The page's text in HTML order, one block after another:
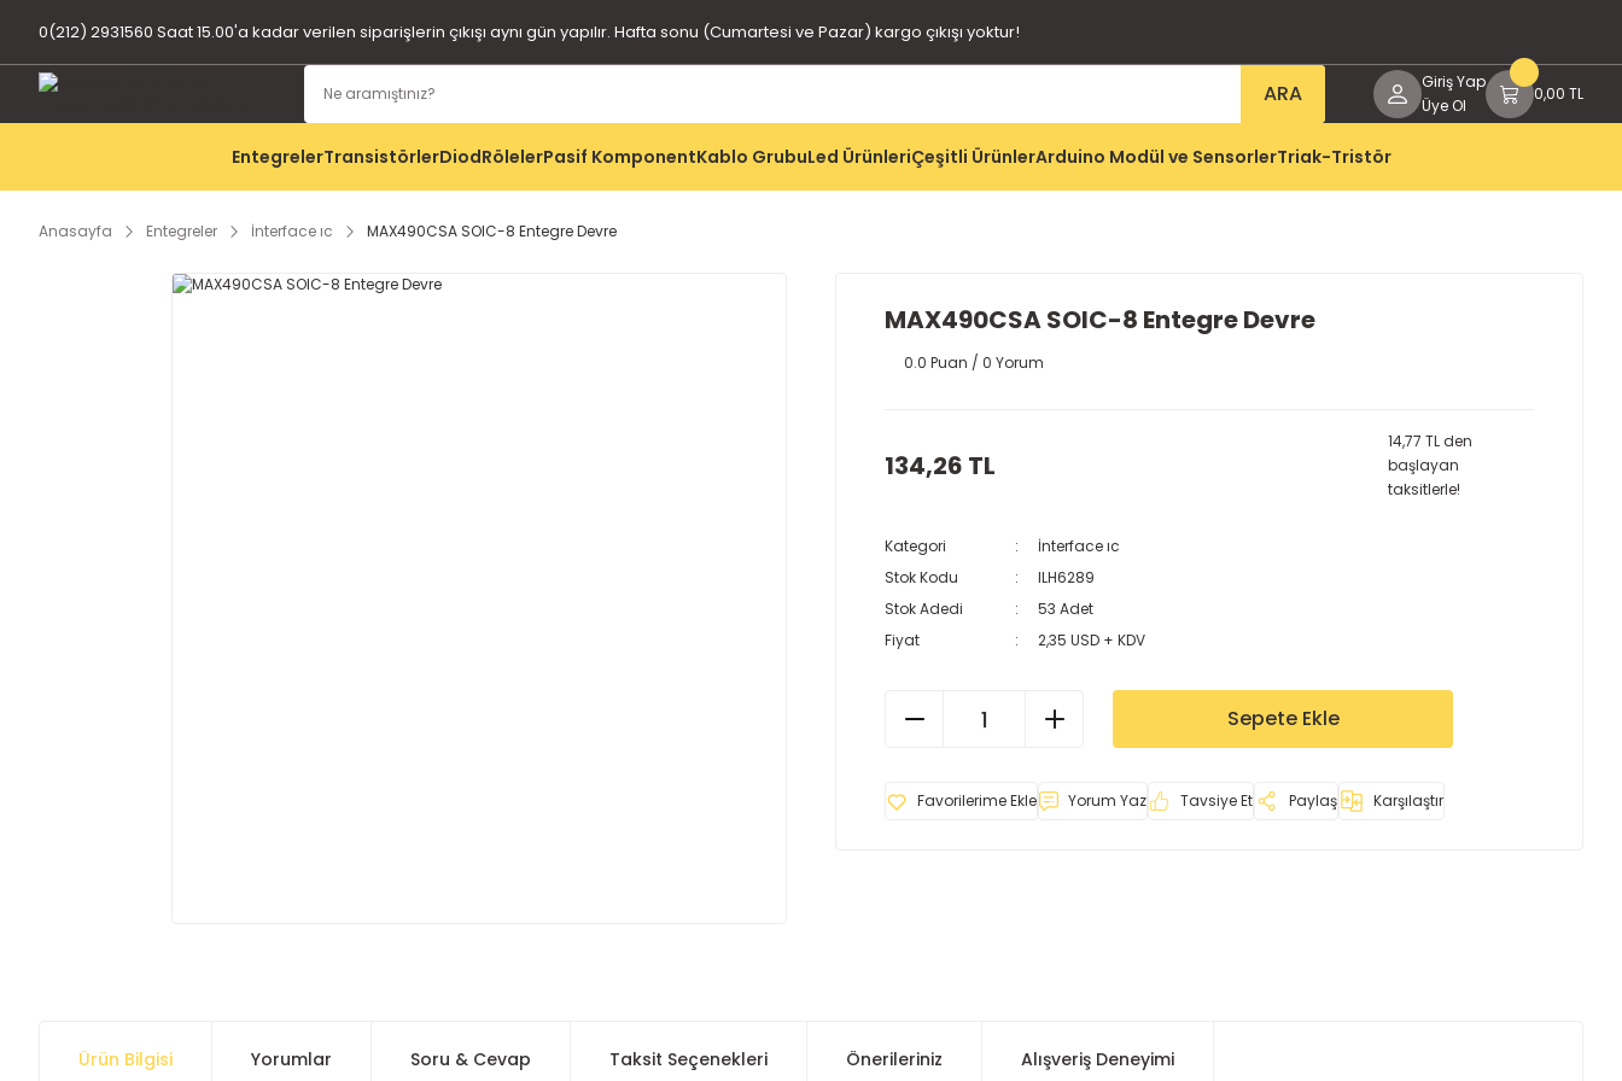
0(212) 2931560 Saat 15.00'a kadar verilen siparişlerin çıkışı aynı gün yapılır. Hafta sonu (Cumartesi ve Pazar) kargo çıkışı yoktur!
ARA
Giriş Yap
Üye Ol
0,00 TL
EntegrelerTransistörlerDiodRölelerPasif KomponentKablo GrubuLed ÜrünleriÇeşitli ÜrünlerArduino Modül ve SensorlerTriak-Tristör
Anasayfa Entegreler İnterface ıc MAX490CSA SOIC-8 Entegre Devre
MAX490CSA SOIC-8 Entegre Devre
0.0 Puan / 0 Yorum
134,26 TL
14,77 TL den
başlayan
taksitlerle!
Kategori
İnterface ıc
Stok Kodu
ILH6289
Stok Adedi
53 Adet
Fiyat
2,35 USD + KDV
Sepete Ekle
Yorum Yaz Tavsiye Et Paylaş Karşılaştır
Ürün Bilgisi Yorumlar Soru & Cevap Taksit Seçenekleri Önerileriniz Alışveriş Deneyimi